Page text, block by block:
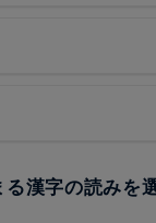
漢字の読みを